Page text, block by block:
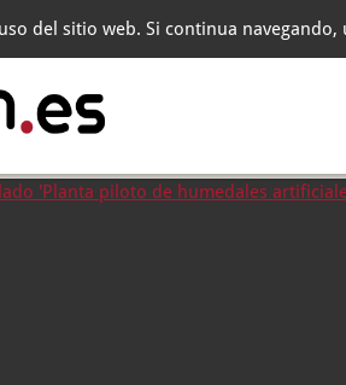
del sitio web. Si continua